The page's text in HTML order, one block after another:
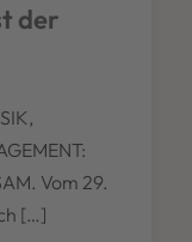
der
Vom 29.
[…]